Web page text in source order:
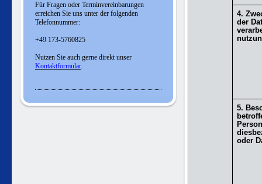
4.
der
5.
oder
Für Fragen oder Terminvereinbarungen
erreichen Sie uns unter der folgenden
Telefonnummer:
+49 173-5760825
Nutzen Sie auch gerne direkt unser
Kontaktformular.